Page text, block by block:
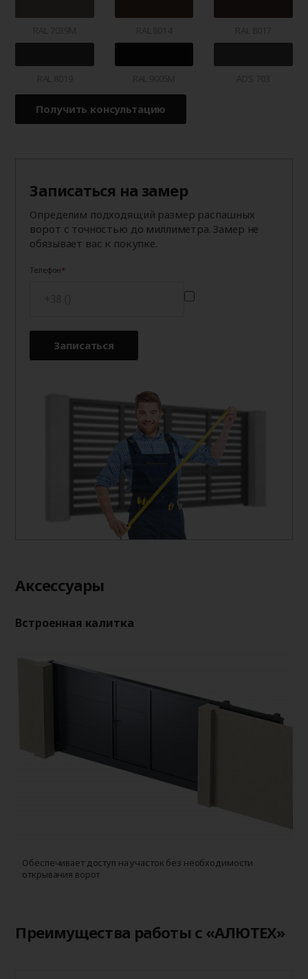
Получить консультацию
Записаться на замер
Определим подходящий размер распашных
ворот с точностью до миллиметра. Замер не
обязывает вас к покупке.
Телефон
Записаться
Аксессуары
Встроенная калитка
Обеспечивает доступ на участок без необходимости
открывания ворот
Преимущества работы с «АЛЮТЕХ»